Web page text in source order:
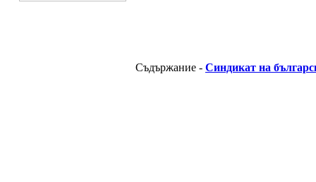
Съдържание - Синдикат на